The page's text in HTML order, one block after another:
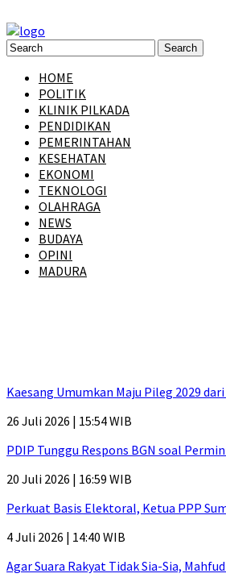
HOME
POLITIK
KLINIK PILKADA
PENDIDIKAN
PEMERINTAHAN
KESEHATAN
EKONOMI
TEKNOLOGI
OLAHRAGA
NEWS
BUDAYA
OPINI
MADURA
Kaesang Umumkan Maju Pileg 2029
26 Juli 2026 | 15:54 WIB
PDIP Tunggu Respons BGN soal
20 Juli 2026 | 16:59 WIB
Perkuat Basis Elektoral, Ketua PPP
4 Juli 2026 | 14:40 WIB
Agar Suara Rakyat Tidak Sia-Sia,